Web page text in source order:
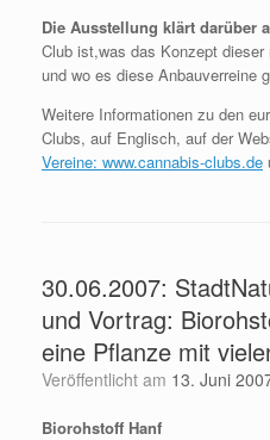
Die Ausstellung klärt darüber
Club ist,was das Konzept
und wo es diese Anbauverreine
Weitere Informationen zu den
Clubs, auf Englisch, auf der
Vereine: www.cannabis-clubs.de
30.06.2007:
und Vortrag:
eine Pflanze mit
Veröffentlicht am 13. Juni
Biorohstoff Hanf